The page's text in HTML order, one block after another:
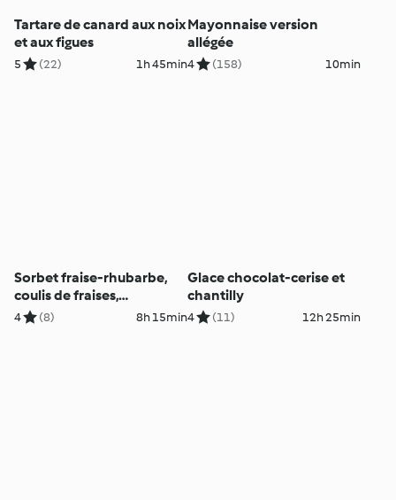
Tartare de canard aux noix
et aux figues
5 (22) 1h 45min
Mayonnaise version
allégée
4 (158) 10min
Sorbet fraise-rhubarbe,
coulis de fraises,
meringues
4 (8) 8h 15min
Glace chocolat-cerise et
chantilly
4 (11) 12h 25min